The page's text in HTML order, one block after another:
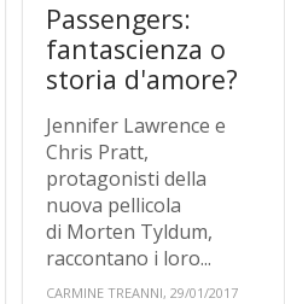
Passengers:
fantascienza o
storia d'amore?
Jennifer Lawrence e
Chris Pratt,
protagonisti della
nuova pellicola
di Morten Tyldum,
raccontano i loro...
CARMINE TREANNI, 29/01/2017